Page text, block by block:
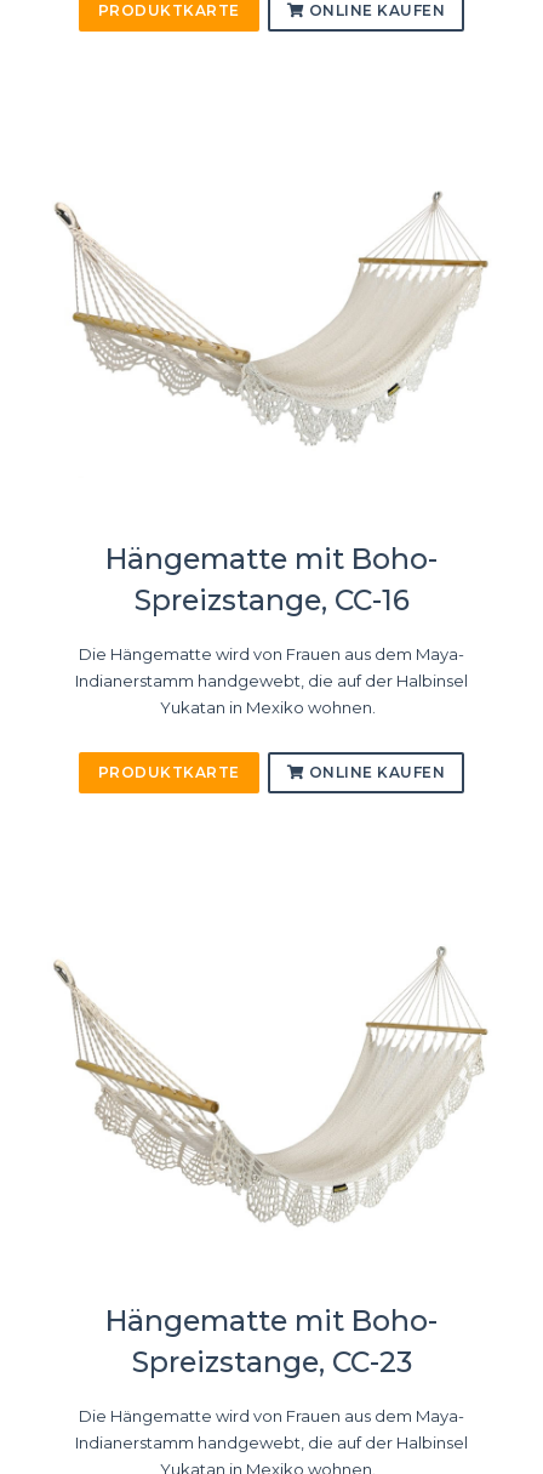
PRODUKTKARTE ONLINE KAUFEN
Hängematte mit Boho-
Spreizstange, CC-16
Die Hängematte wird von Frauen aus dem Maya-
Indianerstamm handgewebt, die auf der Halbinsel
Yukatan in Mexiko wohnen.
PRODUKTKARTE ONLINE KAUFEN
Hängematte mit Boho-
Spreizstange, CC-23
Die Hängematte wird von Frauen aus dem Maya-
Indianerstamm handgewebt, die auf der Halbinsel
Yukatan in Mexiko wohnen.